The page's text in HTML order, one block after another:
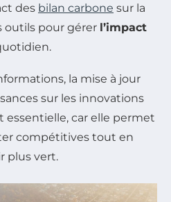
des bilan carbone sur la
outils pour gérer l’impact
la mise à jour
sur les innovations
essentielle, car elle permet
compétitives tout en
plus vert.